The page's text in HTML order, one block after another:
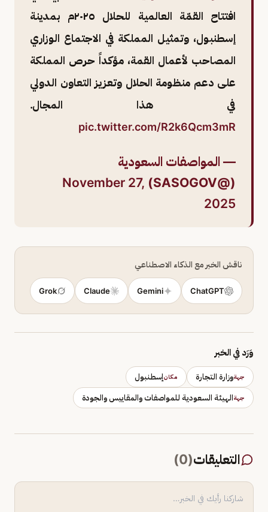
افتتاح القمّة العالمية للحلال ٢٠٢٥م بمدينة
إسطنبول، وتمثيل المملكة في الاجتماع الوزاري
المصاحب لأعمال القمة، مؤكداً حرص المملكة
على دعم منظومة الحلال وتعزيز التعاون الدولي
في هذا المجال.
pic.twitter.com/R2k6Qcm3mR
— المواصفات السعودية
(@SASOGOV)
November 27,
2025
ناقش الخبر مع الذكاء الاصطناعي
ChatGPT
Gemini
Claude
Grok
وَرَد في الخبر
جهةوزارة التجارة مكانإسطنبول
جهةالهيئة السعودية للمواصفات والمقاييس والجودة
التعليقات(
0
)